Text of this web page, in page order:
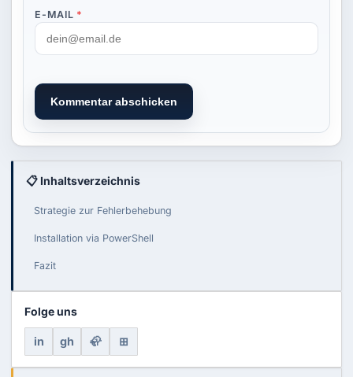
E-MAIL *
Kommentar abschicken
📋 Inhaltsverzeichnis
Strategie zur Fehlerbehebung
Installation via PowerShell
Fazit
Folge uns
in gh 🦣 ⊞